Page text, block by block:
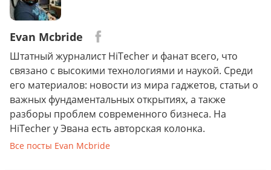
Evan Mcbride
Штатный журналист HiTecher и фанат всего, что
связано с высокими технологиями и наукой. Среди
его материалов: новости из мира гаджетов, статьи о
важных фундаментальных открытиях, а также
разборы проблем современного бизнеса. На
HiTecher у Эвана есть авторская колонка.
Все посты Evan Mcbride